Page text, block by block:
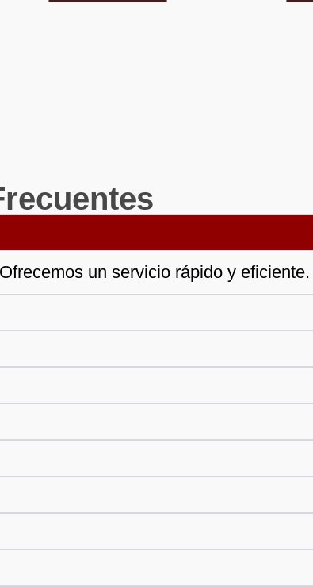
un servicio rápido y eficiente.